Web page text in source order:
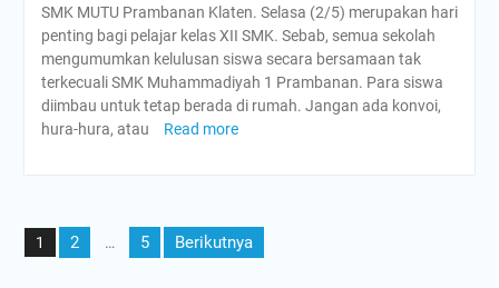
SMK MUTU Prambanan Klaten. Selasa (2/5) merupakan hari
penting bagi pelajar kelas XII SMK. Sebab, semua sekolah
mengumumkan kelulusan siswa secara bersamaan tak
terkecuali SMK Muhammadiyah 1 Prambanan. Para siswa
diimbau untuk tetap berada di rumah. Jangan ada konvoi,
hura-hura, atau
Read more
Navigasi
pos
1 2 … 5 Berikutnya